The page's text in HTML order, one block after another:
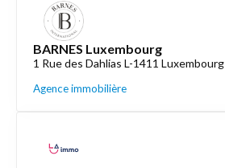
BARNES Luxembourg
1 Rue des Dahlias L-1411 Luxembourg
Agence immobilière